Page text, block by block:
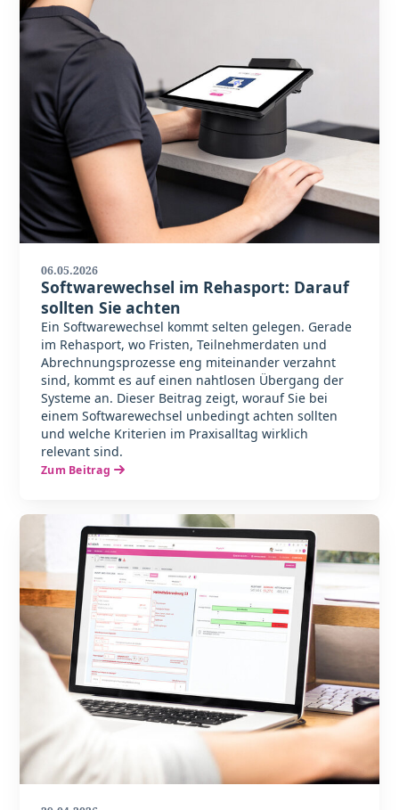
06.05.2026
Softwarewechsel im Rehasport: Darauf
sollten Sie achten
Ein Softwarewechsel kommt selten gelegen. Gerade
im Rehasport, wo Fristen, Teilnehmerdaten und
Abrechnungsprozesse eng miteinander verzahnt
sind, kommt es auf einen nahtlosen Übergang der
Systeme an. Dieser Beitrag zeigt, worauf Sie bei
einem Softwarewechsel unbedingt achten sollten
und welche Kriterien im Praxisalltag wirklich
relevant sind.
Zum Beitrag